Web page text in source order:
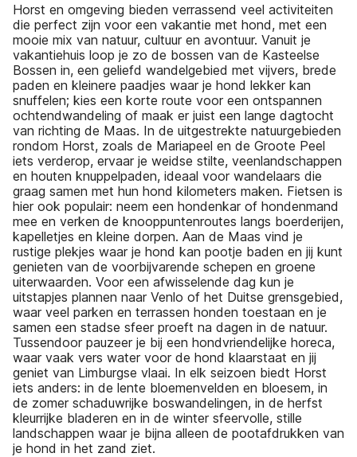
Horst en omgeving bieden verrassend veel activiteiten
die perfect zijn voor een vakantie met hond, met een
mooie mix van natuur, cultuur en avontuur. Vanuit je
vakantiehuis loop je zo de bossen van de Kasteelse
Bossen in, een geliefd wandelgebied met vijvers, brede
paden en kleinere paadjes waar je hond lekker kan
snuffelen; kies een korte route voor een ontspannen
ochtendwandeling of maak er juist een lange dagtocht
van richting de Maas. In de uitgestrekte natuurgebieden
rondom Horst, zoals de Mariapeel en de Groote Peel
iets verderop, ervaar je weidse stilte, veenlandschappen
en houten knuppelpaden, ideaal voor wandelaars die
graag samen met hun hond kilometers maken. Fietsen is
hier ook populair: neem een hondenkar of hondenmand
mee en verken de knooppuntenroutes langs boerderijen,
kapelletjes en kleine dorpen. Aan de Maas vind je
rustige plekjes waar je hond kan pootje baden en jij kunt
genieten van de voorbijvarende schepen en groene
uiterwaarden. Voor een afwisselende dag kun je
uitstapjes plannen naar Venlo of het Duitse grensgebied,
waar veel parken en terrassen honden toestaan en je
samen een stadse sfeer proeft na dagen in de natuur.
Tussendoor pauzeer je bij een hondvriendelijke horeca,
waar vaak vers water voor de hond klaarstaat en jij
geniet van Limburgse vlaai. In elk seizoen biedt Horst
iets anders: in de lente bloemenvelden en bloesem, in
de zomer schaduwrijke boswandelingen, in de herfst
kleurrijke bladeren en in de winter sfeervolle, stille
landschappen waar je bijna alleen de pootafdrukken van
je hond in het zand ziet.